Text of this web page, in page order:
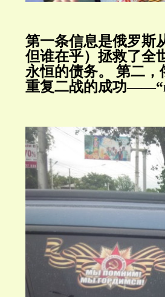
第一条信息是俄罗斯
但谁在乎）拯救了全
永恒的债务。
第二，
重复二战的成功